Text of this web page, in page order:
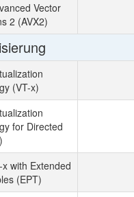
Vector
2 (AVX2)
(VT-x)
for Directed
with Extended
(EPT)